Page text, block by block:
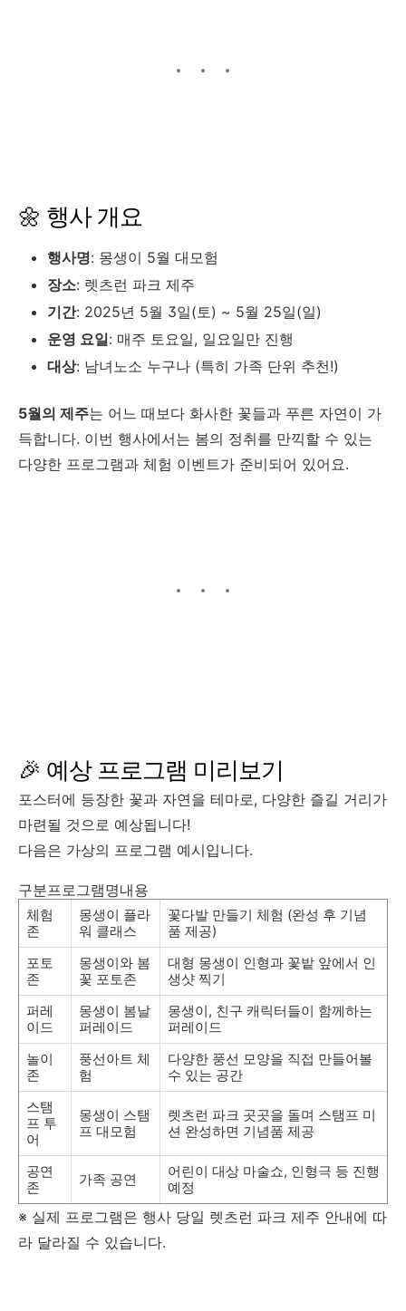
🌼 행사 개요
행사명: 몽생이 5월 대모험
장소: 렛츠런 파크 제주
기간: 2025년 5월 3일(토) ~ 5월 25일(일)
운영 요일: 매주 토요일, 일요일만 진행
대상: 남녀노소 누구나 (특히 가족 단위 추천!)
5월의 제주는 어느 때보다 화사한 꽃들과 푸른 자연이 가
득합니다. 이번 행사에서는 봄의 정취를 만끽할 수 있는
다양한 프로그램과 체험 이벤트가 준비되어 있어요.
🎉 예상 프로그램 미리보기
포스터에 등장한 꽃과 자연을 테마로, 다양한 즐길 거리가
마련될 것으로 예상됩니다!
다음은 가상의 프로그램 예시입니다.
구분프로그램명내용
체험
존
몽생이 플라
워 클래스
꽃다발 만들기 체험 (완성 후 기념
품 제공)
포토
존
몽생이와 봄
꽃 포토존
대형 몽생이 인형과 꽃밭 앞에서 인
생샷 찍기
퍼레
이드
몽생이 봄날
퍼레이드
몽생이, 친구 캐릭터들이 함께하는
퍼레이드
놀이
존
풍선아트 체
험
다양한 풍선 모양을 직접 만들어볼
수 있는 공간
스탬
프 투
어
몽생이 스탬
프 대모험
렛츠런 파크 곳곳을 돌며 스탬프 미
션 완성하면 기념품 제공
공연
존
가족 공연
어린이 대상 마술쇼, 인형극 등 진행
예정
※ 실제 프로그램은 행사 당일 렛츠런 파크 제주 안내에 따
라 달라질 수 있습니다.